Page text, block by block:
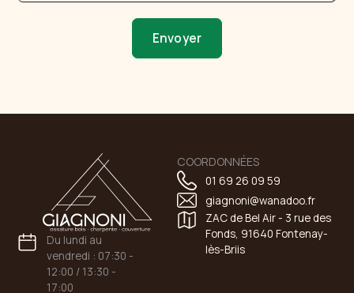
Envoyer
Du lundi au
vendredi : 07:30 -
12:00 / 13:30 -
17:00
COORDONNÉES
01 69 26 09 59
giagnoni@wanadoo.fr
ZAC de Bel Air - 3 rue des
Fonds, 91640 Fontenay-
lès-Briis